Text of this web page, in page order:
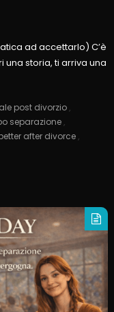
ad accettarlo) C’è
una storia, ti arriva una
post divorzio ,
separazione ,
after divorce ,